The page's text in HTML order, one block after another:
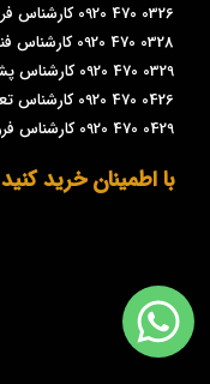
0326 470 0920 کارشناس فروش دستگاه
0328 470 0920 کارشناس فنی و کالیبراسیون
0329 470 0920 کارشناس پشتیبانی کیت
0426 470 0920 کارشناس تعمیرات دستگاه
0429 470 0920 کارشناس فروش
با اطمینان خرید کنید